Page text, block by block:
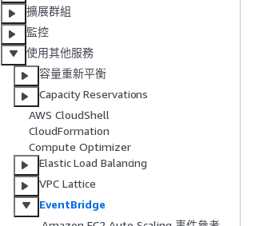
擴展群組
監控
使用其他服務
容量重新平衡
Capacity Reservations
AWS CloudShell
CloudFormation
Compute Optimizer
Elastic Load Balancing
VPC Lattice
EventBridge